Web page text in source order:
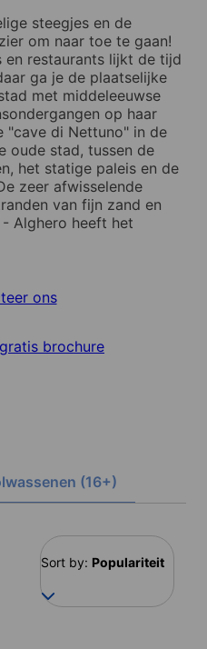
steegjes en de
om naar toe te gaan!
en restaurants lijkt de tijd
ga je de plaatselijke
met middeleeuwse
op haar
"cave di Nettuno" in de
oude stad, tussen de
het statige paleis en de
zeer afwisselende
van fijn zand en
Alghero heeft het
ons
brochure
(16+)
Sort by: Populariteit